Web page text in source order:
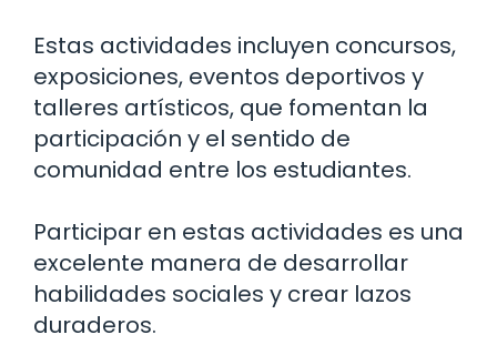
Estas actividades incluyen concursos,
exposiciones, eventos deportivos y
talleres artísticos, que fomentan la
participación y el sentido de
comunidad entre los estudiantes.
Participar en estas actividades es una
excelente manera de desarrollar
habilidades sociales y crear lazos
duraderos.